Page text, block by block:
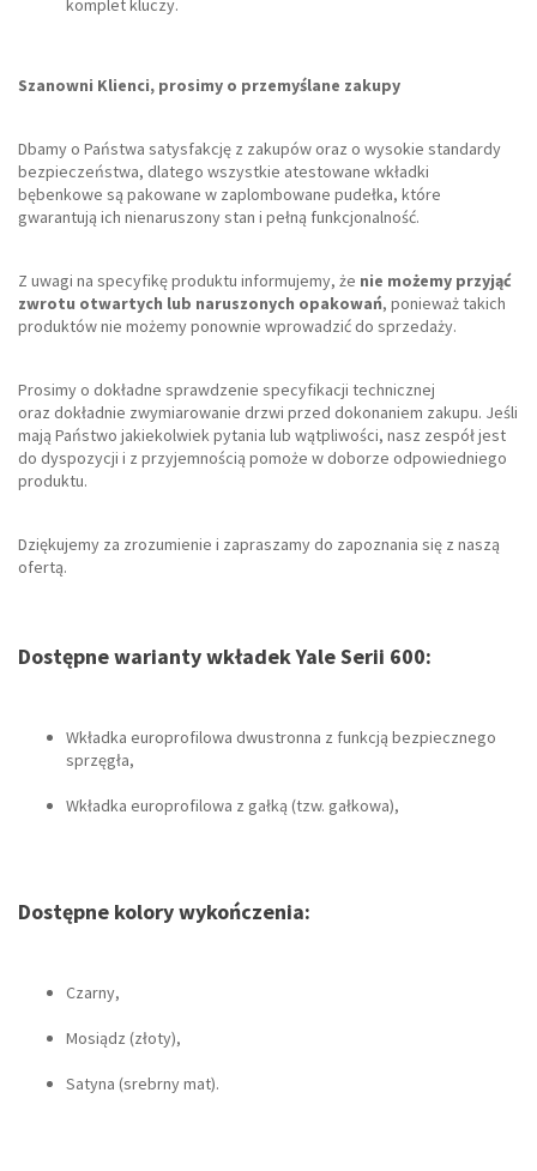
komplet kluczy.
Szanowni Klienci, prosimy o przemyślane zakupy
Dbamy o Państwa satysfakcję z zakupów oraz o wysokie standardy
bezpieczeństwa, dlatego wszystkie atestowane wkładki
bębenkowe są pakowane w zaplombowane pudełka, które
gwarantują ich nienaruszony stan i pełną funkcjonalność.
Z uwagi na specyfikę produktu informujemy, że nie możemy przyjąć
zwrotu otwartych lub naruszonych opakowań, ponieważ takich
produktów nie możemy ponownie wprowadzić do sprzedaży.
Prosimy o dokładne sprawdzenie specyfikacji technicznej
oraz dokładnie zwymiarowanie drzwi przed dokonaniem zakupu. Jeśli
mają Państwo jakiekolwiek pytania lub wątpliwości, nasz zespół jest
do dyspozycji i z przyjemnością pomoże w doborze odpowiedniego
produktu.
Dziękujemy za zrozumienie i zapraszamy do zapoznania się z naszą
ofertą.
Dostępne warianty wkładek Yale Serii 600:
Wkładka europrofilowa dwustronna z funkcją bezpiecznego
sprzęgła,
Wkładka europrofilowa z gałką (tzw. gałkowa),
Dostępne kolory wykończenia:
Czarny,
Mosiądz (złoty),
Satyna (srebrny mat).